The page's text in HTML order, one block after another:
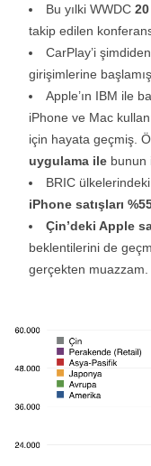
Bu yılki WWDC
takip edilen
CarPlay’i şimdiden
girişimlerine başlamış.
Apple’ın IBM ile
iPhone ve Mac
için hayata geçmiş.
uygulama ile bunun
BRIC
iPhone satışları
Çin’deki Apple
beklentilerini de
gerçekten muazzam.